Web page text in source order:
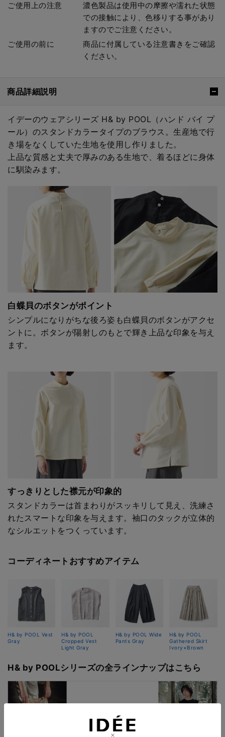
ご使用上の注意
濃色製品は使用中の摩擦や濡れた状態
での接触により、色移りする事があり
ますのでご注意ください。
ご使用の前に
商品に付属している注意書きをご確認
ください。
商品詳細説明
イデーのウェアシリーズ H& by POOL（ハンド バイ プ
ール）のスタンドカラータイプのブラウス。生産地で行
き場をなくしていた生地を使用し作りました。
上品な質感と丈夫で厚みのある生地で、着るほどに身体
に馴染みます。
白蝶貝のボタンがポイント
シンプルになりがちな後ろ姿も白蝶貝のボタンがアクセ
ントに。ボタンが陽射しのもとで輝き上品な印象を与え
ます。
すっきりとした襟元が印象的
スタンドカラーは首まわりがスッキリして見え、洗練さ
れたスマートな印象を与えます。袖口のタックが立体的
なシルエットをつくっています。
コーディネートおすすめアイテム
H& by POOL Vest
Gray
H& by POOL
Cropped Vest
Light Gray
H& by POOL Wide
Pants Gray
H& by POOL
Gathered Skirt
Ivory×Brown
H& by POOLシリーズの全ラインナップはこちら